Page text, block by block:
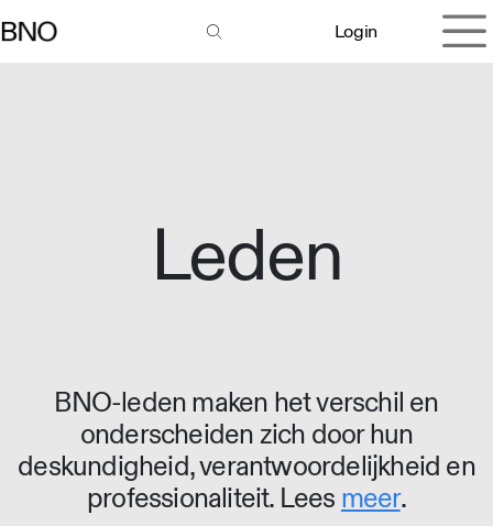
Login
Leden
BNO-leden maken het verschil en
onderscheiden zich door hun
deskundigheid, verantwoordelijkheid en
professionaliteit. Lees meer.